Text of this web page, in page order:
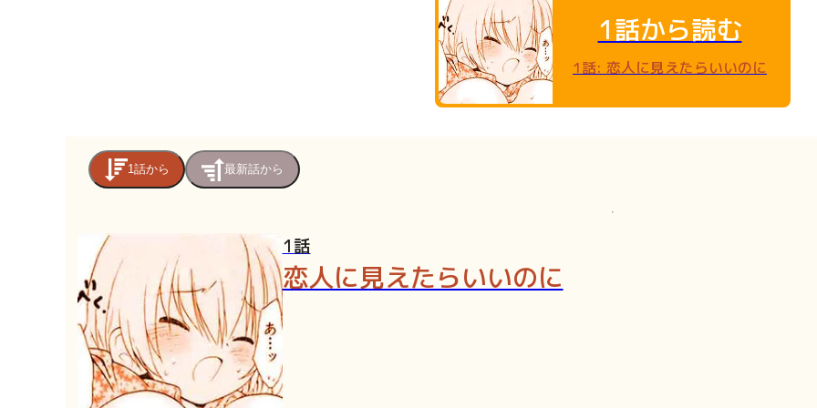
1話から読む
1話: 恋人に見えたらいいのに
1話から 最新話から
1話
恋人に見えたらいいのに